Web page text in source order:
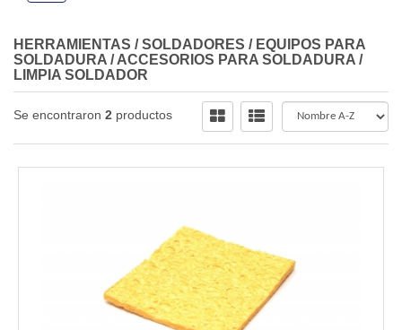
HERRAMIENTAS /SOLDADORES / EQUIPOS PARA
SOLDADURA /ACCESORIOS PARA SOLDADURA /
LIMPIA SOLDADOR
Se encontraron 2 productos